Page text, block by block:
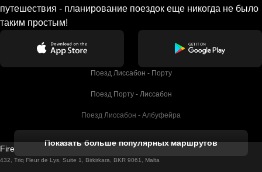
путешествия - планирование поездок еще никогда не было
таким простым!
Поезд Лиссабон - Порту
Поезд Порту - Лиссабон
Поезд Лиссабон - Албуфейра
Поезд Лиссабон - Лагос
Показать больше популярных маршрутов
Firebird GT Limited (OC 1451)
432, Triq Fleur de Lys, Suite 1, Birkirkara, BKR 9061, Malta